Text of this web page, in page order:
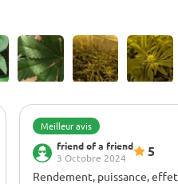
Meilleur avis
friend of a friend
3 Octobre 2024
5
Rendement, puissance, effet